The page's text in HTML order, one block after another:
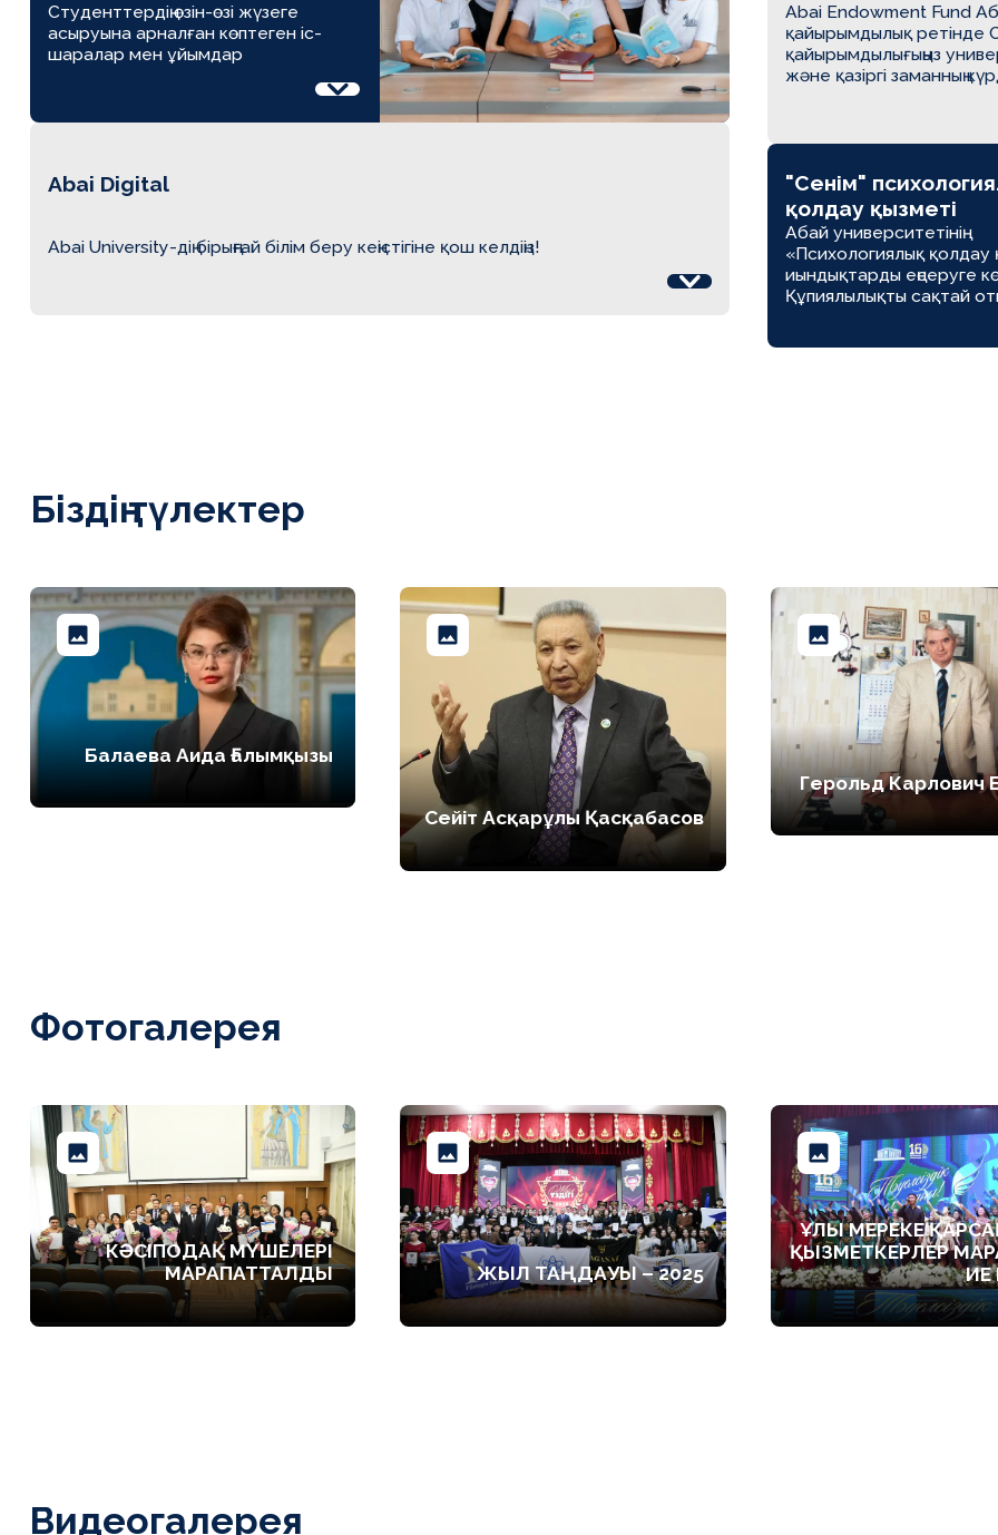
Студенттердің өзін-өзі жүзеге
асыруына арналған көптеген іс-
шаралар мен ұйымдар
Abai Digital
Abai University-дің бірыңғай білім беру кеңістігіне қош келдіңіз!
Abai Endowment Fund
қайырымдылық ретінде
қайырымдылығыңыз
және қазіргі заманның
"Сенім"
қолдау қызметі
Абай университетінің
«Психологиялық қолдау
иындықтарды еңсеруге
Құпиялылықты сақтай
Біздің түлектер
Балаева Аида Ғалымқызы
Сейіт Асқарұлы Қасқабасов
Герольд Карлович
Фотогалерея
КӘСІПОДАҚ МҮШЕЛЕРІ
МАРАПАТТАЛДЫ
ЖЫЛ ТАҢДАУЫ – 2025
ҰЛЫ МЕРЕКЕ
ҚЫЗМЕТКЕРЛЕР
Видеогалерея